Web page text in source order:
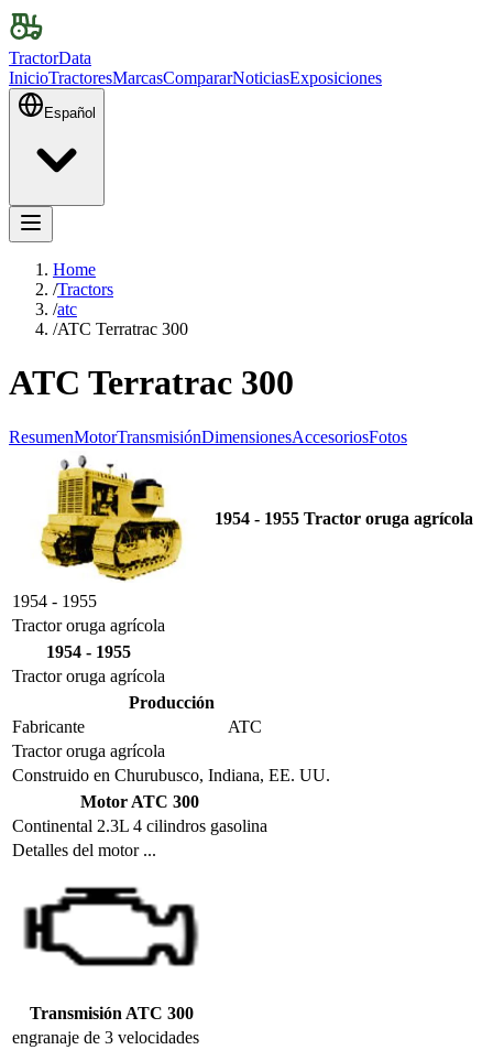
TractorData
InicioTractoresMarcasCompararNoticiasExposiciones
Español
Home
/Tractors
/atc
/ATC Terratrac 300
ATC Terratrac 300
ResumenMotorTransmisiónDimensionesAccesoriosFotos
1954 - 1955 Tractor oruga agrícola
1954 - 1955
Tractor oruga agrícola
1954 - 1955
Tractor oruga agrícola
Producción
Fabricante
ATC
Tractor oruga agrícola
Construido en Churubusco, Indiana, EE. UU.
Motor ATC 300
Continental 2.3L 4 cilindros gasolina
Detalles del motor ...
Transmisión ATC 300
engranaje de 3 velocidades